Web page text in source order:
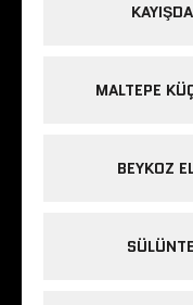
MALTEPE
BEYKOZ